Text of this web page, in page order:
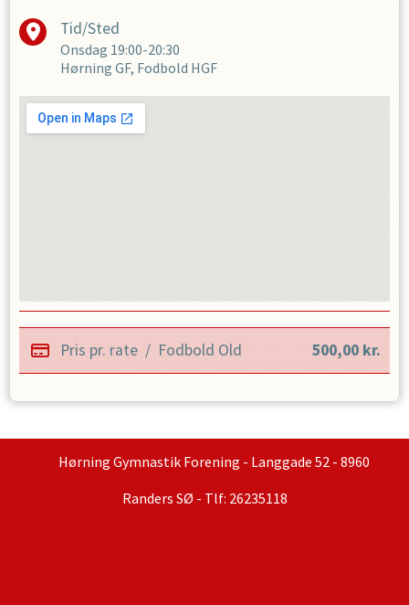
Tid/Sted
Onsdag 19:00-20:30
Hørning GF, Fodbold HGF
Pris pr. rate / Fodbold Old 500,00 kr.
Hørning Gymnastik Forening - Langgade 52 - 8960
Randers SØ - Tlf: 26235118